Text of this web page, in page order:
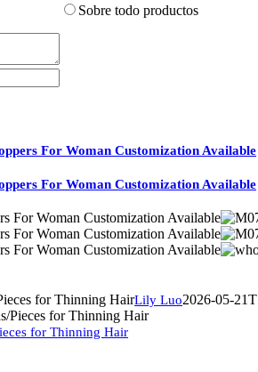
Sobre todo productos
For Woman Customization Available
For Woman Customization Available
for Thinning HairLily Luo2026-05-
for Thinning Hair